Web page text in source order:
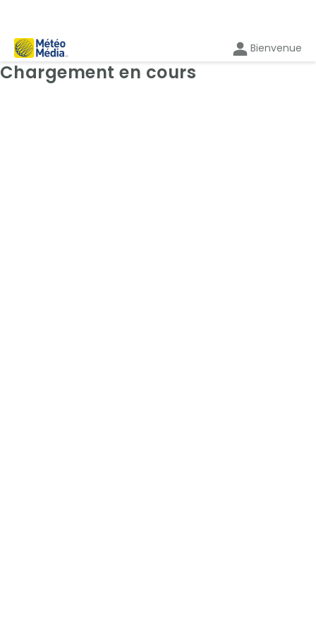
Bienvenue
Cartes: Radar
Chargement en cours